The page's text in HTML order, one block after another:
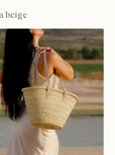
beige